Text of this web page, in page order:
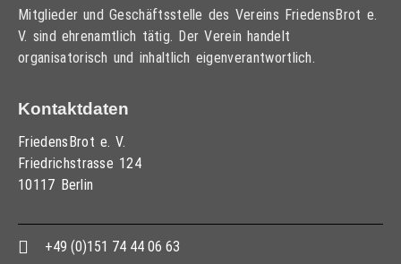
Mitglieder und Geschäftsstelle des Vereins FriedensBrot e.
V. sind ehrenamtlich tätig. Der Verein handelt
organisatorisch und inhaltlich eigenverantwortlich.
Kontaktdaten
FriedensBrot e. V.
Friedrichstrasse 124
10117 Berlin
+49 (0)151 74 44 06 63